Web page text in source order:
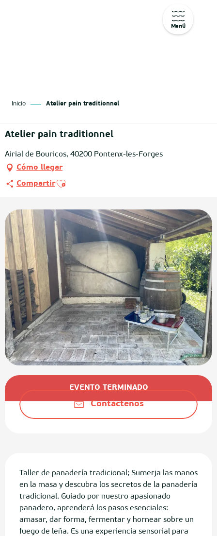
Menú
Inicio Atelier pain traditionnel
Atelier pain traditionnel
Airial de Bouricos, 40200 Pontenx-les-Forges
Cómo llegar
CompartirAjouter aux favoris
Horarios y datos de contacto
EVENTO TERMINADO
Contáctenos
Taller de panadería tradicional; Sumerja las manos
en la masa y descubra los secretos de la panadería
tradicional. Guiado por nuestro apasionado
panadero, aprenderá los pasos esenciales:
amasar, dar forma, fermentar y hornear sobre un
fuego de leña. Es una experiencia sensorial para